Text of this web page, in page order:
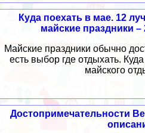
Куда поехать в мае. 12
майские праздники –
Майские праздники обычно
есть выбор где отдыхать.
майского
Достопримечательности